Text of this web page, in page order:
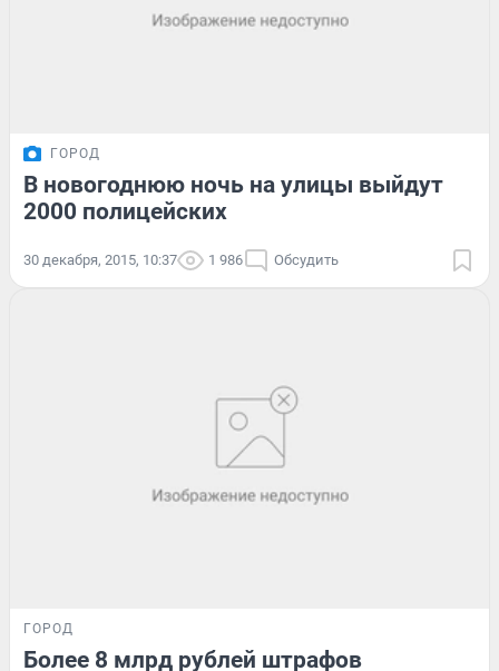
ГОРОД
В новогоднюю ночь на улицы выйдут
2000 полицейских
30 декабря, 2015, 10:37 1 986 Обсудить
ГОРОД
Более 8 млрд рублей штрафов